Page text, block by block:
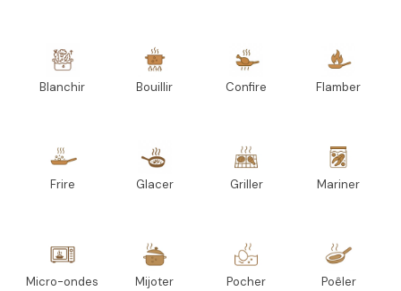
Blanchir Bouillir Confire Flamber
Frire Glacer Griller Mariner
Micro-ondes Mijoter Pocher Poêler